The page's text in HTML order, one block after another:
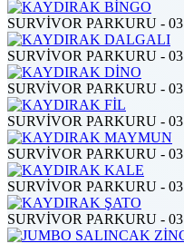
SURVİVOR PARKURU - 03
SURVİVOR PARKURU - 03
SURVİVOR PARKURU - 03
SURVİVOR PARKURU - 03
SURVİVOR PARKURU - 03
SURVİVOR PARKURU - 03
SURVİVOR PARKURU - 03